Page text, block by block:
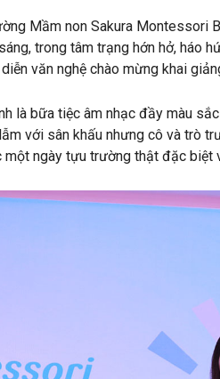
Mầm non Sakura Montessori
trong tâm trạng hớn hở, háo
văn nghệ chào mừng khai
là bữa tiệc âm nhạc đầy màu
với sân khấu nhưng cô và trò
một ngày tựu trường thật đặc biệt